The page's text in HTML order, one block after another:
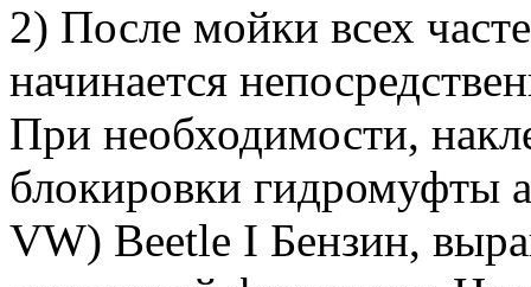
2) После мойки всех
начинается
При необходимости,
блокировки гидромуфты
VW) Beetle I Бензин,